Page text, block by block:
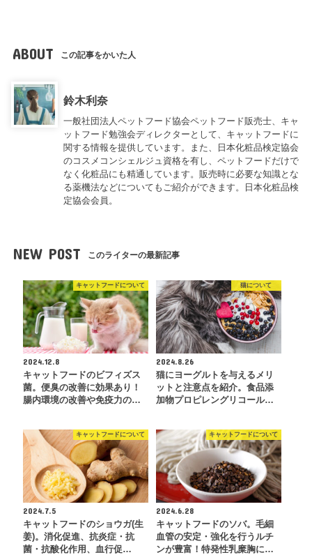
ABOUT この記事をかいた人
鈴木利奈
一般社団法人ペットフード協会ペットフード販売士、キャ
ットフード勉強会ディレクターとして、キャットフードに
関する情報を提供しています。また、日本化粧品検定協会
のコスメコンシェルジュ資格を有し、ペットフードだけで
なく化粧品にも精通しています。販売時に必要な知識とな
る薬機法などについてもご紹介ができます。日本化粧品検
定協会会員。
NEW POST このライターの最新記事
キャットフードについて
2024.12.8
キャットフードのビフィズス
菌。便臭の改善に効果あり！
腸内環境の改善や免疫力の…
猫について
2024.8.26
猫にヨーグルトを与えるメリ
ットと注意点を紹介。食品添
加物プロピレングリコール…
キャットフードについて
2024.7.5
キャットフードのショウガ(生
姜)。消化促進、抗炎症・抗
菌・抗酸化作用、血行促…
キャットフードについて
2024.6.28
キャットフードのソバ。毛細
血管の安定・強化を行うルチ
ンが豊富！特発性乳糜胸に…